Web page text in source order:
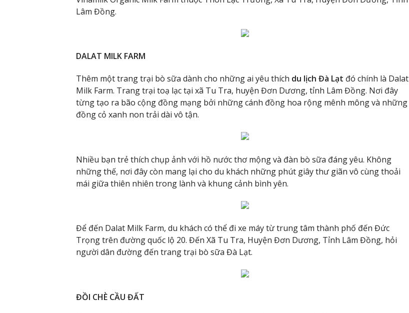
Lâm Đồng.
DALAT MILK FARM
Thêm một trang trại bò sữa dành cho những ai yêu thích du lịch Đà Lạt đó chính là Dalat
Milk Farm. Trang trại toạ lạc tại xã Tu Tra, huyện Đơn Dương, tỉnh Lâm Đồng. Nơi đây
từng tạo ra bão cộng đồng mạng bởi những cánh đồng hoa rộng mênh mông và những
đồng cỏ xanh non trải dài vô tận.
Nhiều bạn trẻ thích chụp ảnh với hồ nước thơ mộng và đàn bò sữa đáng yêu. Không
những thế, nơi đây còn mang lại cho du khách những phút giây thư giãn vô cùng thoải
mái giữa thiên nhiên trong lành và khung cảnh bình yên.
Để đến Dalat Milk Farm, du khách có thể đi xe máy từ trung tâm thành phố đến Đức
Trọng trên đường quốc lộ 20. Đến Xã Tu Tra, Huyện Đơn Dương, Tỉnh Lâm Đồng, hỏi
người dân đường đến trang trại bò sữa Đà Lạt.
ĐỒI CHÈ CẦU ĐẤT